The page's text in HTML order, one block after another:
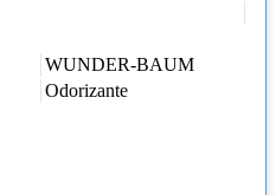
WUNDER-BAUM
Odorizante